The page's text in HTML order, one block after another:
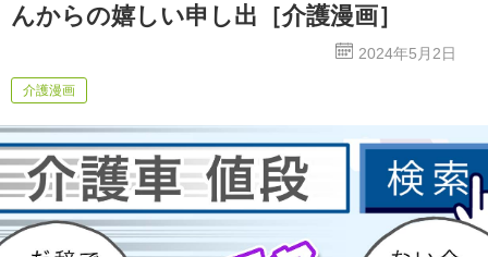
んからの嬉しい申し出［介護漫画］
2024年5月2日
介護漫画